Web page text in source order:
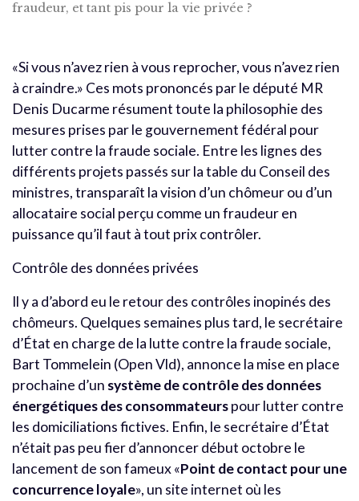
fraudeur, et tant pis pour la vie privée ?
«Si vous n’avez rien à vous reprocher, vous n’avez rien
à craindre.» Ces mots prononcés par le député MR
Denis Ducarme résument toute la philosophie des
mesures prises par le gouvernement fédéral pour
lutter contre la fraude sociale. Entre les lignes des
différents projets passés sur la table du Conseil des
ministres, transparaît la vision d’un chômeur ou d’un
allocataire social perçu comme un fraudeur en
puissance qu’il faut à tout prix contrôler.
Contrôle des données privées
Il y a d’abord eu le retour des contrôles inopinés des
chômeurs. Quelques semaines plus tard, le secrétaire
d’État en charge de la lutte contre la fraude sociale,
Bart Tommelein (Open Vld), annonce la mise en place
prochaine d’un système de contrôle des données
énergétiques des consommateurspour lutter contre
les domiciliations fictives. Enfin, le secrétaire d’État
n’était pas peu fier d’annoncer début octobre le
lancement de son fameux «Point de contact pour une
concurrence loyale», un site internet où les